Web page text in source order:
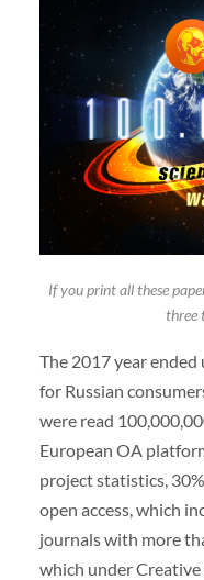
If you print all these
three
The 2017 year
for Russian
were read
European OA
project statistics,
open access, which
journals with more
which under Creative